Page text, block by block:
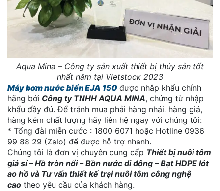
Aqua Mina – Công ty sản xuất thiết bị thủy sản tốt
nhất năm tại Vietstock 2023
Máy bơm nước biển EJA 150 được nhâp khẩu chính
hãng bởi Công ty TNHH AQUA MINA, chứng từ nhập
khẩu đầy đủ. Để tránh mua phải hàng nhái, hàng giả,
hàng kém chất lượng hãy liên hệ ngay với chúng tôi:
* Tổng đài miễn cước : 1800 6071 hoặc Hotline 0936
99 88 29 (Zalo) để được hỗ trợ nhanh.
Chúng tôi là đơn vị chuyên cung cấp Thiết bị nuôi tôm
giá sỉ – Hồ tròn nổi – Bồn nước di động – Bạt HDPE lót
ao hồ và Tư vấn thiết kế trại nuôi tôm công nghệ
cao theo yêu cầu của khách hàng.